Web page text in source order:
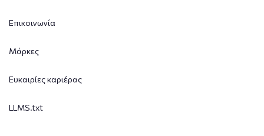
Επικοινωνία
Μάρκες
Ευκαιρίες καριέρας
LLMS.txt